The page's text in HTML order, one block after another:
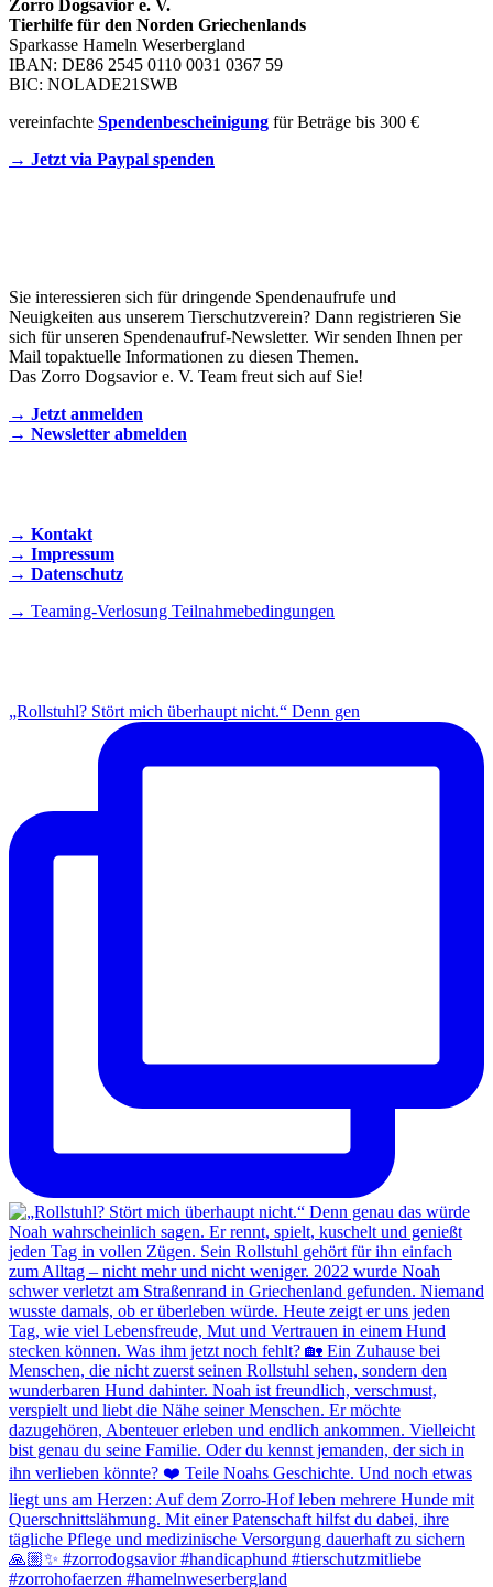
Zorro Dogsavior e. V.
Tierhilfe für den Norden Griechenlands
Sparkasse Hameln Weserbergland
IBAN: DE86 2545 0110 0031 0367 59
BIC: NOLADE21SWB
vereinfachte Spendenbescheinigung für Beträge bis 300 €
→ Jetzt via Paypal spenden
Sie interessieren sich für dringende Spendenaufrufe und
Neuigkeiten aus unserem Tierschutzverein? Dann registrieren Sie
sich für unseren Spendenaufruf-Newsletter. Wir senden Ihnen per
Mail topaktuelle Informationen zu diesen Themen.
Das Zorro Dogsavior e. V. Team freut sich auf Sie!
→ Jetzt anmelden
→ Newsletter abmelden
→ Kontakt
→ Impressum
→ Datenschutz
→ Teaming-Verlosung Teilnahmebedingungen
„Rollstuhl? Stört mich überhaupt nicht.“ Denn gen